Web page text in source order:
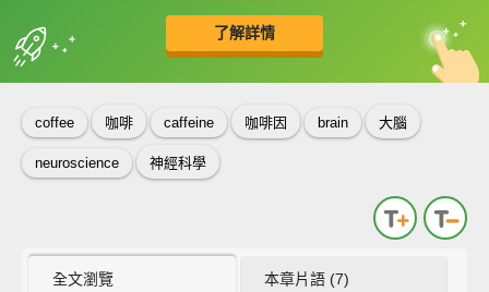
了解詳情
收錄佳句 中
英
coffee 咖啡 caffeine 咖啡因 brain 大腦
neuroscience 神經科學
全文瀏覽 本章片語 (7)